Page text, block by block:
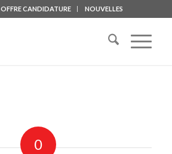
OFFRE CANDIDATURE NOUVELLES
0